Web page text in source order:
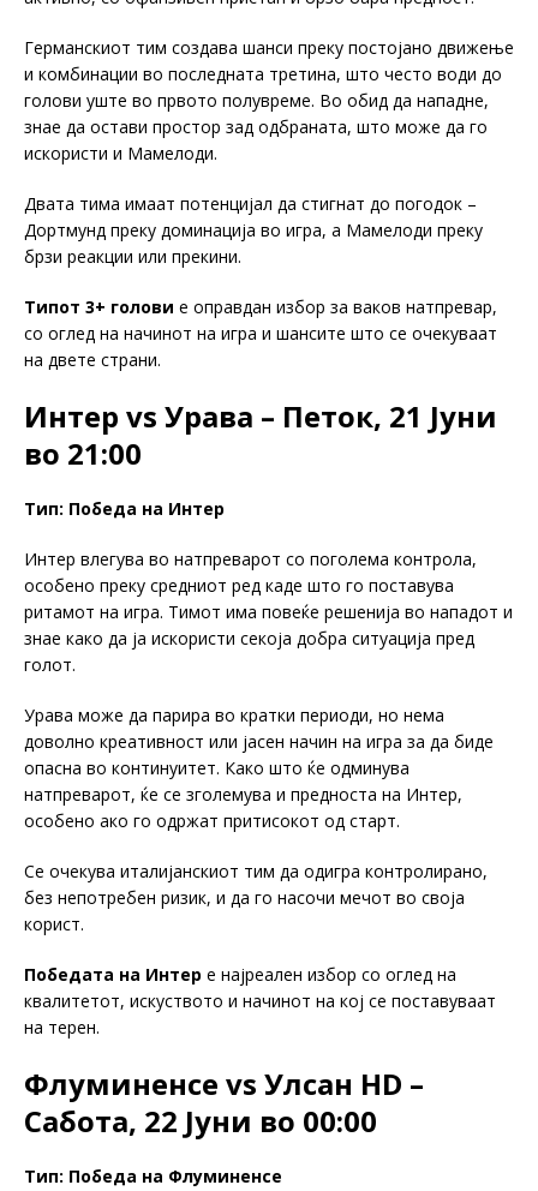
Германскиот тим создава шанси преку постојано движење
и комбинации во последната третина, што често води до
голови уште во првото полувреме. Во обид да нападне,
знае да остави простор зад одбраната, што може да го
искористи и Мамелоди.
Двата тима имаат потенцијал да стигнат до погодок –
Дортмунд преку доминација во игра, а Мамелоди преку
брзи реакции или прекини.
Типот 3+ голови е оправдан избор за ваков натпревар,
со оглед на начинот на игра и шансите што се очекуваат
на двете страни.
Интер vs Урава – Петок, 21 Јуни
во 21:00
Тип: Победа на Интер
Интер влегува во натпреварот со поголема контрола,
особено преку средниот ред каде што го поставува
ритамот на игра. Тимот има повеќе решенија во нападот и
знае како да ја искористи секоја добра ситуација пред
голот.
Урава може да парира во кратки периоди, но нема
доволно креативност или јасен начин на игра за да биде
опасна во континуитет. Како што ќе одминува
натпреварот, ќе се зголемува и предноста на Интер,
особено ако го одржат притисокот од старт.
Се очекува италијанскиот тим да одигра контролирано,
без непотребен ризик, и да го насочи мечот во своја
корист.
Победата на Интер е најреален избор со оглед на
квалитетот, искуството и начинот на кој се поставуваат
на терен.
Флуминенсе vs Улсан HD –
Сабота, 22 Јуни во 00:00
Тип: Победа на Флуминенсе